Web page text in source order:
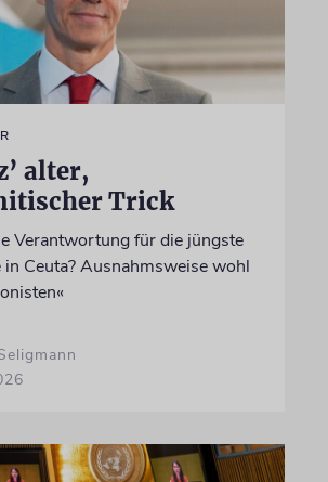
alter,
Trick
Verantwortung für die jüngste
in Ceuta? Ausnahmsweise wohl